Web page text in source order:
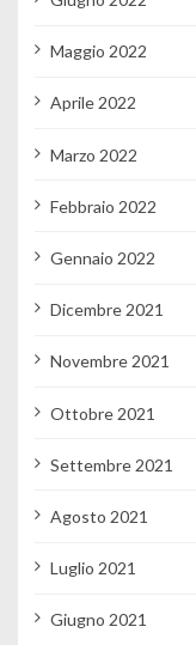
Maggio 2022
Aprile 2022
Marzo 2022
Febbraio 2022
Gennaio 2022
Dicembre 2021
Novembre 2021
Ottobre 2021
Settembre 2021
Agosto 2021
Luglio 2021
Giugno 2021